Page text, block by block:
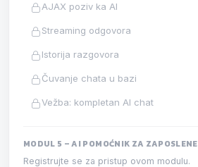
AJAX poziv ka AI
Streaming odgovora
Istorija razgovora
Čuvanje chata u bazi
Vežba: kompletan AI chat
MODUL 5 – AI POMOĆNIK ZA ZAPOSLENE
Registrujte se za pristup ovom modulu.